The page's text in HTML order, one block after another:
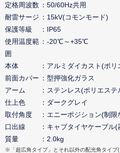
定格周波数
50/60Hz共用
耐雷サージ
15kV(コモンモード)
保護等級
IP65
使用温度範
囲
-20℃～+35℃
本体
アルミダイカスト(ポリ
前面カバー
型押強化ガラス
アーム
ステンレス(ポリエステ
仕上色
ダークグレイ
取付角度
エニーポジション(制限
口出線
キャブタイヤケーブル
質量
2.0kg
※「超広角タイプ」とそれ以外の配光角タイプ